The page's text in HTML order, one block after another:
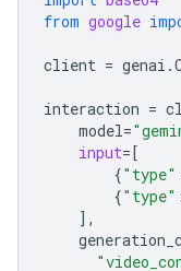
from google
client = genai .
interaction =
model=
input=[
{"type"
{"type"
],